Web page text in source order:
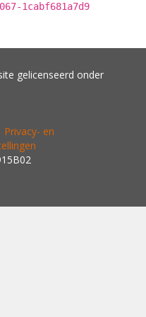
1cabf681a7d9
gelicenseerd onder
Privacy- en